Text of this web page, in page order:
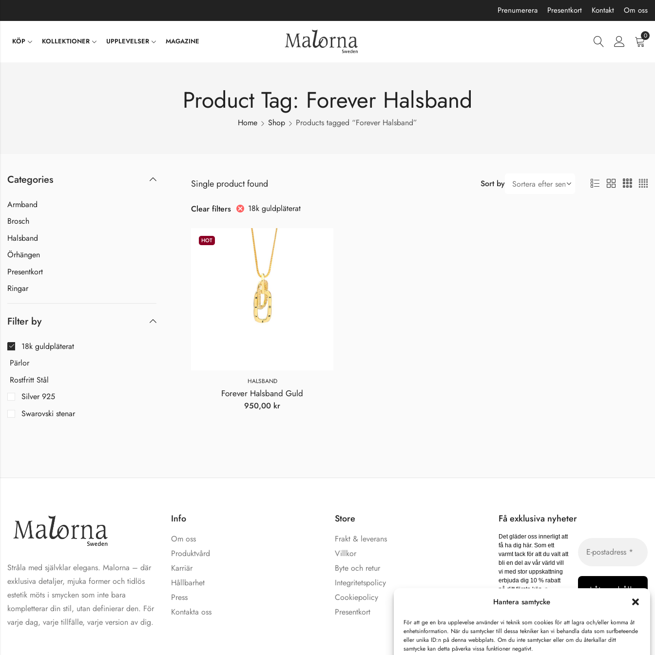
Hantera samtycke
För att ge en bra upplevelse använder vi teknik som cookies för att lagra och/eller komma åt
enhetsinformation. När du samtycker till dessa tekniker kan vi behandla data som surfbeteende
eller unika ID:n på denna webbplats. Om du inte samtycker eller om du återkallar ditt
samtycke kan detta påverka vissa funktioner negativt.
Prenumerera Presentkort Kontakt Om oss
KÖP KOLLEKTIONER UPPLEVELSER MAGAZINE
0
Product Tag: Forever Halsband
Home Shop Products tagged “Forever Halsband”
Single product found Sort by
Clear filters 18k guldpläterat
HOT
HALSBAND
Forever Halsband Guld
950,00 kr
Categories
Armband
Brosch
Halsband
Örhängen
Presentkort
Ringar
Filter by
18k guldpläterat
Pärlor
Rostfritt Stål
Silver 925
Swarovski stenar
Stråla med självklar elegans. Malorna – där
exklusiva detaljer, mjuka former och tidlös
estetik möts i smycken som inte bara
kompletterar din stil, utan definierar den. För
varje dag, varje tillfälle, varje version av dig.
Info
Om oss
Produktvård
Karriär
Hållbarhet
Press
Kontakta oss
Store
Frakt & leverans
Villkor
Byte och retur
Integritetspolicy
Cookiepolicy
Presentkort
Få exklusiva nyheter
Det gläder oss innerligt att
få ha dig här. Som ett
varmt tack för att du valt att
bli en del av vår värld vill
vi med stor uppskattning
erbjuda dig 10 % rabatt
på ditt första köp. ✨
Vi spammar inte! Läs vår
info.